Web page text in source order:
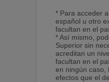
* Para acceder
español u otro
facultan en el
* Así mismo,
Superior sin
acreditan un
facultan en el
en ningún caso,
efectos que el